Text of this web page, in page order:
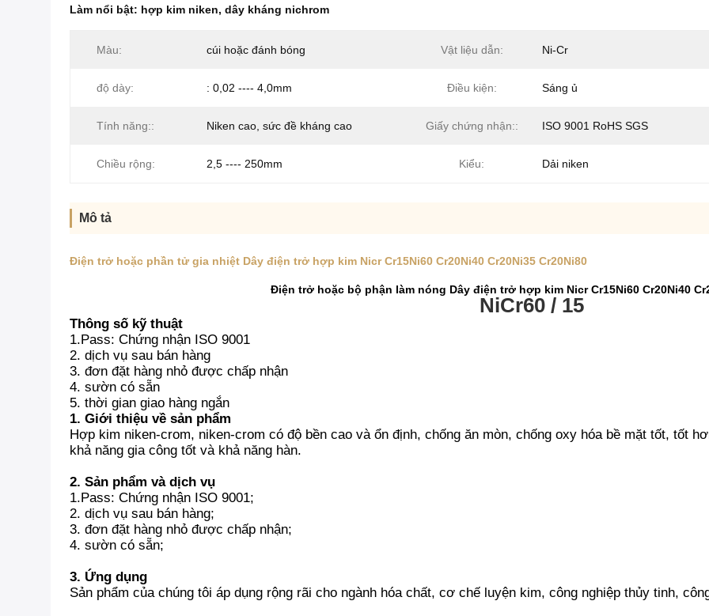
Làm nổi bật: hợp kim niken, dây kháng nichrom
Màu: cúi hoặc đánh bóng Vật liệu dẫn: Ni-Cr
độ dày: : 0,02 ---- 4,0mm Điều kiện: Sáng ủ
Tính năng:: Niken cao, sức đề kháng cao Giấy chứng nhận:: ISO 9001 RoHS SGS
Chiều rộng: 2,5 ---- 250mm Kiểu: Dải niken
Mô tả
Điện trở hoặc phần tử gia nhiệt Dây điện trở hợp kim Nicr Cr15Ni60 Cr20Ni40 Cr20Ni35 Cr20Ni80
Điện trở hoặc bộ phận làm nóng Dây điện trở hợp kim Nicr Cr15Ni60 Cr20Ni40
NiCr60 / 15
Thông số kỹ thuật
1.Pass: Chứng nhận ISO 9001
2. dịch vụ sau bán hàng
3. đơn đặt hàng nhỏ được chấp nhận
4. sườn có sẵn
5. thời gian giao hàng ngắn
1. Giới thiệu về sản phẩm
Hợp kim niken-crom, niken-crom có ​​độ bền cao và ổn định, chống ăn mòn, chống oxy hóa bề mặt tốt, tốt
khả năng gia công tốt và khả năng hàn.
2. Sản phẩm và dịch vụ
1.Pass: Chứng nhận ISO 9001;
2. dịch vụ sau bán hàng;
3. đơn đặt hàng nhỏ được chấp nhận;
4. sườn có sẵn;
3. Ứng dụng
Sản phẩm của chúng tôi áp dụng rộng rãi cho ngành hóa chất, cơ chế luyện kim, công nghiệp thủy tinh,